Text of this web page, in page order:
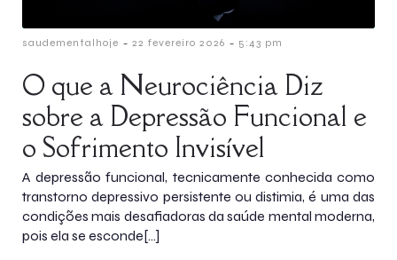
saudementalhoje - 22 fevereiro 2026 - 5:43 pm
O que a Neurociência Diz
sobre a Depressão Funcional e
o Sofrimento Invisível
A depressão funcional, tecnicamente conhecida como
transtorno depressivo persistente ou distimia, é uma das
condições mais desafiadoras da saúde mental moderna,
pois ela se esconde[…]